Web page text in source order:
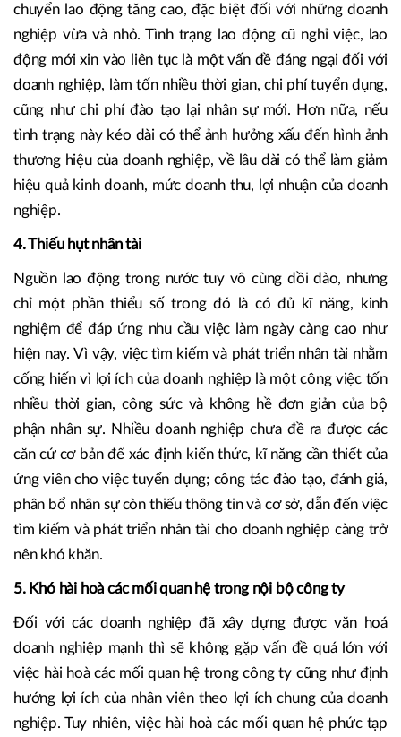
chuyển lao động tăng cao, đặc biệt đối với những doanh
nghiệp vừa và nhỏ. Tình trạng lao động cũ nghỉ việc, lao
động mới xin vào liên tục là một vấn đề đáng ngại đối với
doanh nghiệp, làm tốn nhiều thời gian, chi phí tuyển dụng,
cũng như chi phí đào tạo lại nhân sự mới. Hơn nữa, nếu
tình trạng này kéo dài có thể ảnh hưởng xấu đến hình ảnh
thương hiệu của doanh nghiệp, về lâu dài có thể làm giảm
hiệu quả kinh doanh, mức doanh thu, lợi nhuận của doanh
nghiệp.
4. Thiếu hụt nhân tài
Nguồn lao động trong nước tuy vô cùng dồi dào, nhưng
chỉ một phần thiểu số trong đó là có đủ kĩ năng, kinh
nghiệm để đáp ứng nhu cầu việc làm ngày càng cao như
hiện nay. Vì vậy, việc tìm kiếm và phát triển nhân tài nhằm
cống hiến vì lợi ích của doanh nghiệp là một công việc tốn
nhiều thời gian, công sức và không hề đơn giản của bộ
phận nhân sự. Nhiều doanh nghiệp chưa đề ra được các
căn cứ cơ bản để xác định kiến thức, kĩ năng cần thiết của
ứng viên cho việc tuyển dụng; công tác đào tạo, đánh giá,
phân bổ nhân sự còn thiếu thông tin và cơ sở, dẫn đến việc
tìm kiếm và phát triển nhân tài cho doanh nghiệp càng trở
nên khó khăn.
5. Khó hài hoà các mối quan hệ trong nội bộ công ty
Đối với các doanh nghiệp đã xây dựng được văn hoá
doanh nghiệp mạnh thì sẽ không gặp vấn đề quá lớn với
việc hài hoà các mối quan hệ trong công ty cũng như định
hướng lợi ích của nhân viên theo lợi ích chung của doanh
nghiệp. Tuy nhiên, việc hài hoà các mối quan hệ phức tạp